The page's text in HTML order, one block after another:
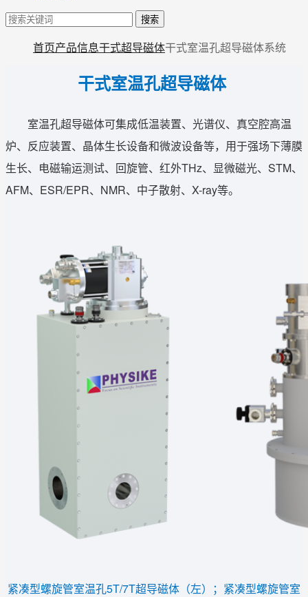
搜索
首页产品信息干式超导磁体干式室温孔超导磁体系统
干式室温孔超导磁体
室温孔超导磁体可集成低温装置、光谱仪、真空腔高温
炉、反应装置、晶体生长设备和微波设备等，用于强场下薄膜
生长、电磁输运测试、回旋管、红外THz、显微磁光、STM、
AFM、ESR/EPR、NMR、中子散射、X-ray等。
紧凑型螺旋管室温孔5T/7T超导磁体（左）；紧凑型螺旋管室